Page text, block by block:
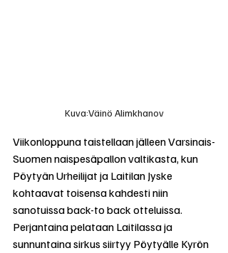
Kuva:Väinö Alimkhanov
Viikonloppuna taistellaan jälleen Varsinais-
Suomen naispesäpallon valtikasta, kun
Pöytyän Urheilijat ja Laitilan Jyske
kohtaavat toisensa kahdesti niin
sanotuissa back-to back otteluissa.
Perjantaina pelataan Laitilassa ja
sunnuntaina sirkus siirtyy Pöytyälle Kyrön